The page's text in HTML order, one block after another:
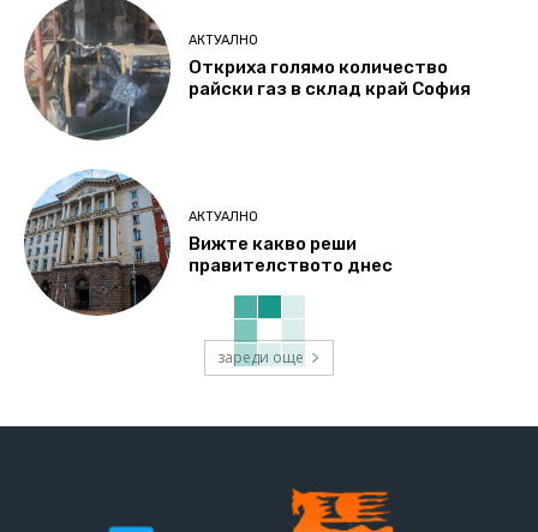
АКТУАЛНО
Откриха голямо количество
райски газ в склад край София
АКТУАЛНО
Вижте какво реши
правителството днес
зареди още